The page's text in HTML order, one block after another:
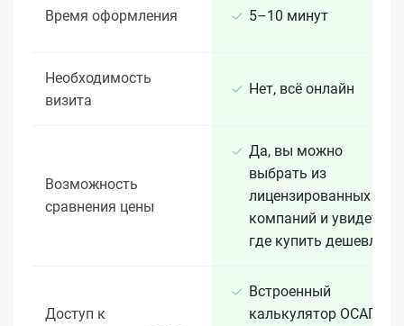
Время оформления 5–10 минут
Необходимость
визита
Нет, всё онлайн
Возможность
сравнения цены
Да, вы можно
выбрать из
лицензированных 15+
компаний и увидеть,
где купить дешевле
Доступ к
Встроенный
калькулятор ОСАГО